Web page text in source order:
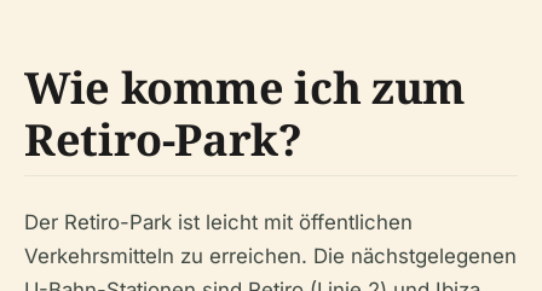
Wie komme ich zum
Retiro-Park?
Der Retiro-Park ist leicht mit öffentlichen
Verkehrsmitteln zu erreichen. Die nächstgelegenen